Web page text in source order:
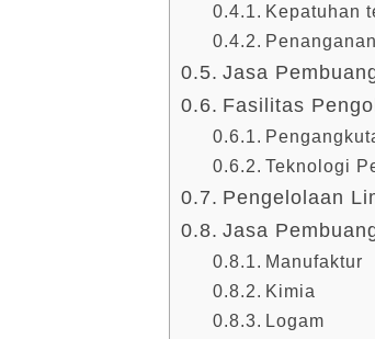
Kepatuhan
Jasa
Fasilitas
Teknologi
Pengelolaan
Jasa
Manufaktur
Kimia
Logam